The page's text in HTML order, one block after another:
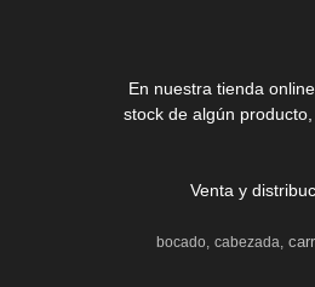
En nuestra tienda
stock de algún
Venta y
bocado cabezada